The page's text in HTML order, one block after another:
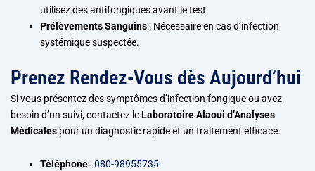
utilisez des antifongiques avant le test.
Prélèvements Sanguins : Nécessaire en cas d’infection
systémique suspectée.
Prenez Rendez-Vous dès Aujourd’hui
Si vous présentez des symptômes d’infection fongique ou avez
besoin d’un suivi, contactez leLaboratoire Alaoui d’Analyses
Médicales pour un diagnostic rapide et un traitement efficace.
Téléphone :080-98955735